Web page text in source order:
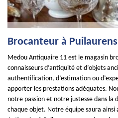
Brocanteur à Puilaurens
Medou Antiquaire 11 est le magasin
connaisseurs d’antiquité et d’objets
authentification, d’estimation ou
apporter les prestations adéquates.
notre passion et notre justesse dans
chaque objet. Notre équipe saura ainsi